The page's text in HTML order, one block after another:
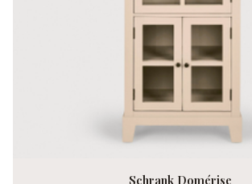
Schrank Domérise